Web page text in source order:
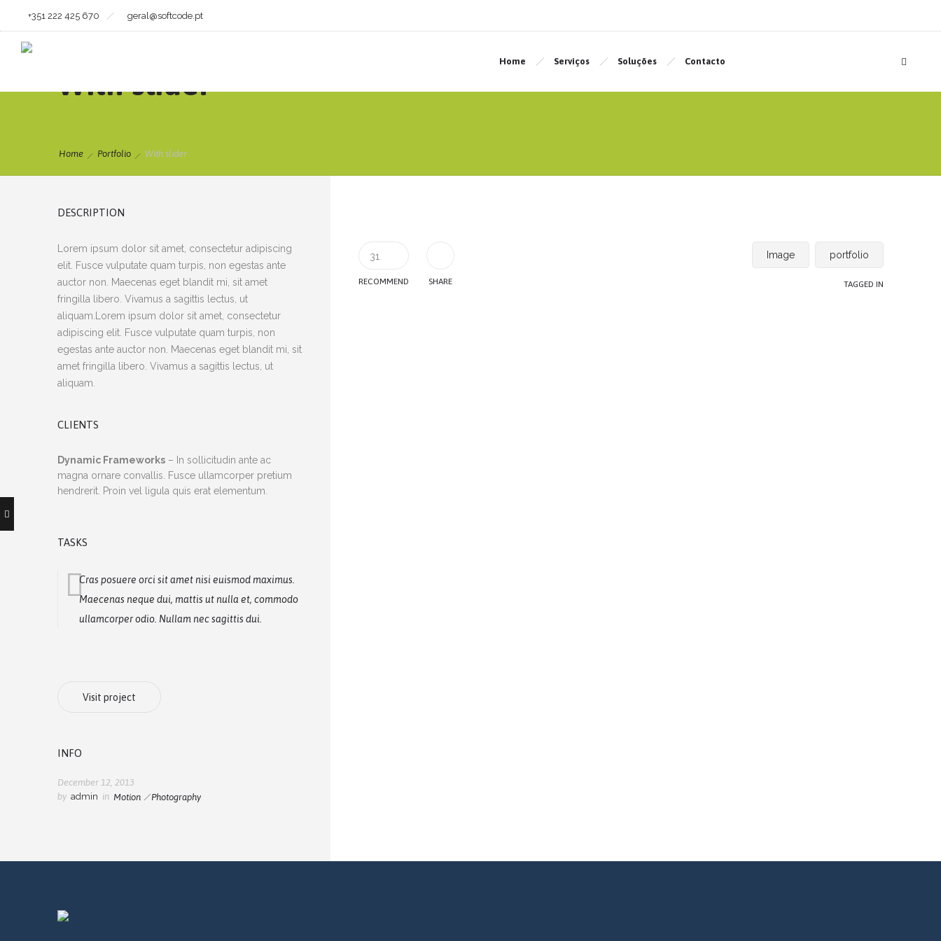
+351 222 425 670 geral@softcode.pt
Home Serviços Soluções Contacto
With slider
Home Portfolio With slider
31
RECOMMEND SHARE
Image portfolio
TAGGED IN
DESCRIPTION
Lorem ipsum dolor sit amet, consectetur adipiscing
elit. Fusce vulputate quam turpis, non egestas ante
auctor non. Maecenas eget blandit mi, sit amet
fringilla libero. Vivamus a sagittis lectus, ut
aliquam.Lorem ipsum dolor sit amet, consectetur
adipiscing elit. Fusce vulputate quam turpis, non
egestas ante auctor non. Maecenas eget blandit mi, sit
amet fringilla libero. Vivamus a sagittis lectus, ut
aliquam.
CLIENTS
Dynamic Frameworks – In sollicitudin ante ac
magna ornare convallis. Fusce ullamcorper pretium
hendrerit. Proin vel ligula quis erat elementum.
TASKS
Cras posuere orci sit amet nisi euismod maximus.
Maecenas neque dui, mattis ut nulla et, commodo
ullamcorper odio. Nullam nec sagittis dui.
Visit project
INFO
December 12, 2013
by admin in Motion Photography